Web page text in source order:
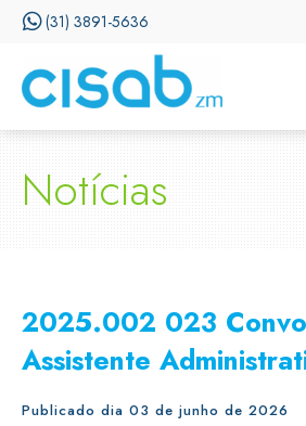
(31) 3891-5636
Notícias
2025.002 023
Assistente
Publicado dia 03 de junho de 2026
CISSA